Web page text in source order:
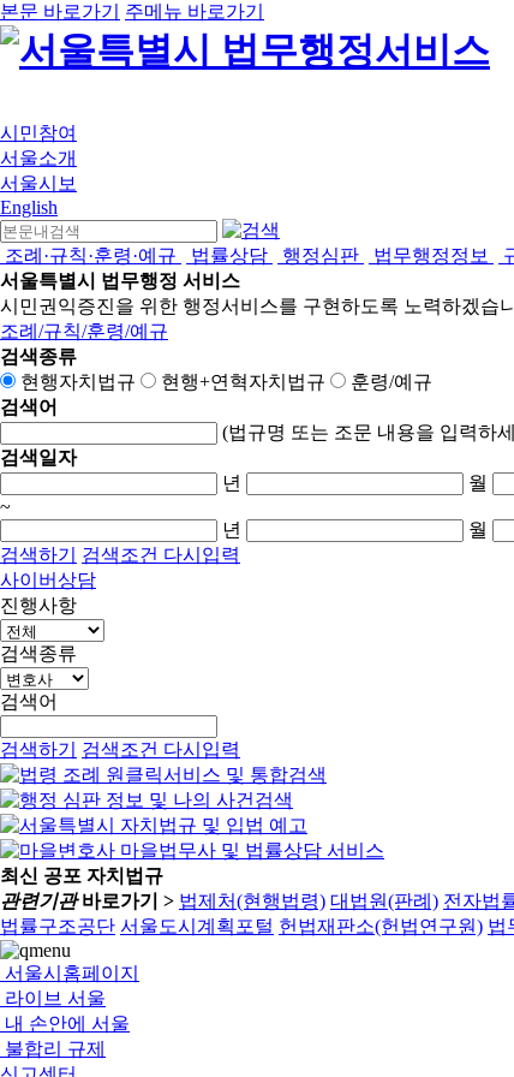
본문 바로가기 주메뉴 바로가기
시민참여
서울소개
서울시보
English
조례·규칙·훈령·예규 법률상담 행정심판 법무행정정보
서울특별시 법무행정 서비스
시민권익증진을 위한 행정서비스를 구현하도록 노력하겠습
조례/규칙/훈령/예규
검색종류
현행자치법규
현행+연혁자치법규
훈령/예규
검색어
(법규명 또는 조문 내용을 입력하
검색일자
년
월
~
년
월
검색하기
검색조건 다시입력
사이버상담
진행사항
검색종류
검색어
검색하기 검색조건 다시입력
최신 공포 자치법규
관련기관바로가기 > 법제처(현행법령) 대법원(판례) 전자법
법률구조공단 서울도시계획포털 헌법재판소(헌법연구원) 법
서울시홈페이지
라이브 서울
내 손안에 서울
불합리 규제